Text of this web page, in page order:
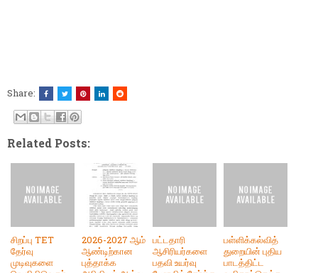
Share:
Related Posts:
சிறப்பு TET
தேர்வு
முடிவுகளை
2026-2027 ஆம்
ஆண்டிற்கான
புத்தாக்க
பட்டதாரி
ஆசிரியர்களை
பதவி உயர்வு
பள்ளிக்கல்வித்
துறையின் புதிய
பாடத்திட்ட